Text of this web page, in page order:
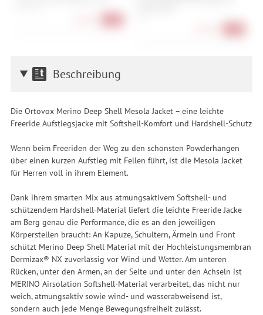
Beschreibung
Die Ortovox Merino Deep Shell Mesola Jacket – eine leichte
Freeride Aufstiegsjacke mit Softshell-Komfort und Hardshell-Schutz
Wenn beim Freeriden der Weg zu den schönsten Powderhängen
über einen kurzen Aufstieg mit Fellen führt, ist die Mesola Jacket
für Herren voll in ihrem Element.
Dank ihrem smarten Mix aus atmungsaktivem Softshell- und
schützendem Hardshell-Material liefert die leichte Freeride Jacke
am Berg genau die Performance, die es an den jeweiligen
Körperstellen braucht: An Kapuze, Schultern, Ärmeln und Front
schützt Merino Deep Shell Material mit der Hochleistungsmembran
Dermizax® NX zuverlässig vor Wind und Wetter. Am unteren
Rücken, unter den Armen, an der Seite und unter den Achseln ist
MERINO Airsolation Softshell-Material verarbeitet, das nicht nur
weich, atmungsaktiv sowie wind- und wasserabweisend ist,
sondern auch jede Menge Bewegungsfreiheit zulässt.